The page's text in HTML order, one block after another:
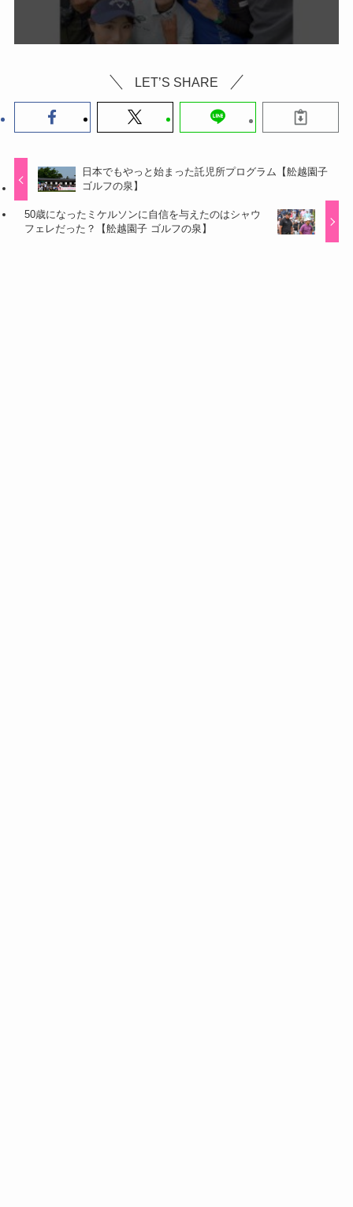
LET’S SHARE
日本でもやっと始まった託児所プログラム【舩越園子
ゴルフの泉】
50歳になったミケルソンに自信を与えたのはシャウ
フェレだった？【舩越園子 ゴルフの泉】